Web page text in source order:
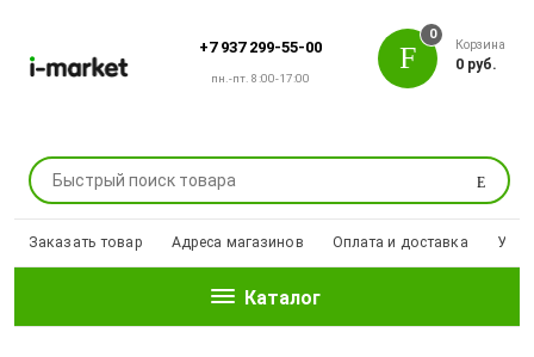
+7 937 299-55-00
пн.-пт. 8:00-17:00
Поиск
0
Корзина
0 руб.
Заказать товар Адреса магазинов Оплата и доставка
Каталог